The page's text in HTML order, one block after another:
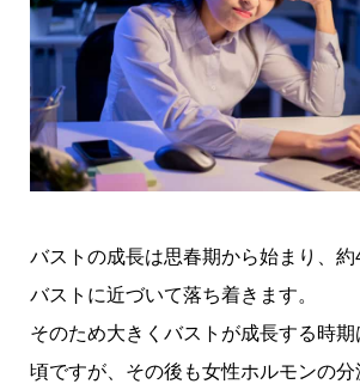
バストの成長は思春期から始まり、
バストに近づいて落ち着きます。
そのため大きくバストが成長する時
頃ですが、その後も女性ホルモンの分